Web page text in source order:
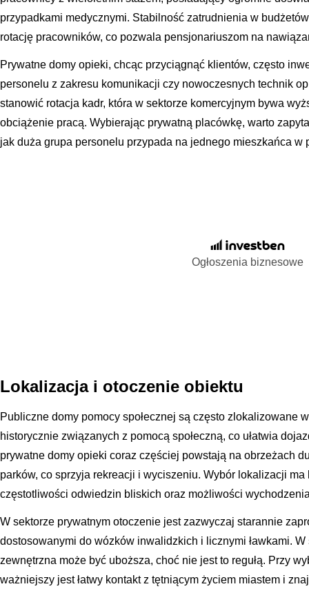
przypadkami medycznymi. Stabilność zatrudnienia w
rotację pracowników, co pozwala pensjonariuszom na
Prywatne domy opieki, chcąc przyciągnąć klientów, często
personelu z zakresu komunikacji czy nowoczesnych technik
stanowić rotacja kadr, która w sektorze komercyjnym bywa
obciążenie pracą. Wybierając prywatną placówkę, warto
jak duża grupa personelu przypada na jednego mieszkańca w
Ogłoszenia biznesowe
Lokalizacja i otoczenie obiektu
Publiczne domy pomocy społecznej są często zlokalizowane
historycznie związanych z pomocą społeczną, co ułatwia
prywatne domy opieki coraz częściej powstają na obrzeżach
parków, co sprzyja rekreacji i wyciszeniu. Wybór lokalizacji
częstotliwości odwiedzin bliskich oraz możliwości
W sektorze prywatnym otoczenie jest zazwyczaj starannie
dostosowanymi do wózków inwalidzkich i licznymi ławkami.
zewnętrzna może być uboższa, choć nie jest to regułą. Przy
ważniejszy jest łatwy kontakt z tętniącym życiem miastem i